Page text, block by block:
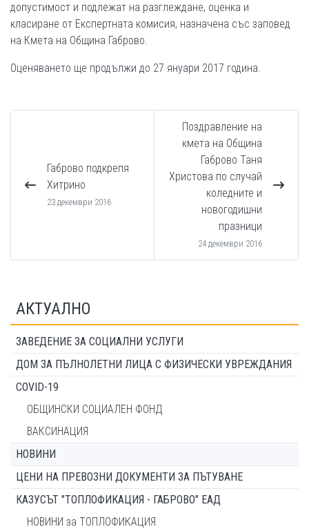
допустимост и подлежат на разглеждане, оценка и
класиране от Експертната комисия, назначена със заповед
на Кмета на Община Габрово.
Оценяването ще продължи до 27 януари 2017 година.
Габрово подкрепя
Хитрино
23 декември 2016
Поздравление на
кмета на Община
Габрово Таня
Христова по случай
коледните и
новогодишни
празници
24 декември 2016
АКТУАЛНО
ЗАВЕДЕНИЕ ЗА СОЦИАЛНИ УСЛУГИ
ДОМ ЗА ПЪЛНОЛЕТНИ ЛИЦА С ФИЗИЧЕСКИ УВРЕЖДАНИЯ
COVID-19
ОБЩИНСКИ СОЦИАЛЕН ФОНД
ВАКСИНАЦИЯ
НОВИНИ
ЦЕНИ НА ПРЕВОЗНИ ДОКУМЕНТИ ЗА ПЪТУВАНЕ
КАЗУСЪТ "ТОПЛОФИКАЦИЯ - ГАБРОВО" ЕАД
НОВИНИ за ТОПЛОФИКАЦИЯ